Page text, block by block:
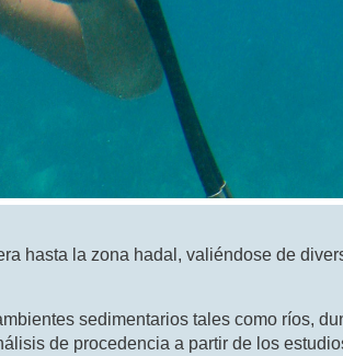
hasta la zona hadal, valiéndose de
sedimentarios tales como ríos,
de procedencia a partir de los